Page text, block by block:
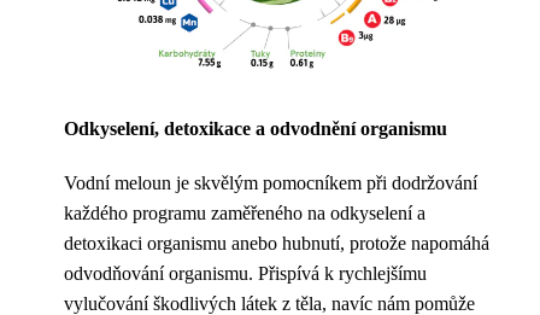
Odkyselení, detoxikace a odvodnění organismu
Vodní meloun je skvělým pomocníkem při dodržování
každého programu zaměřeného na odkyselení a
detoxikaci organismu anebo hubnutí, protože napomáhá
odvodňování organismu. Přispívá k rychlejšímu
vylučování škodlivých látek z těla, navíc nám pomůže